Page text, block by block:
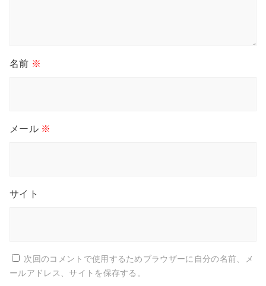
名前 ※
メール ※
サイト
次回のコメントで使用するためブラウザーに自分の名前、メ
ールアドレス、サイトを保存する。